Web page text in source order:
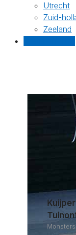
Utrecht
Zuid-
Zeeland